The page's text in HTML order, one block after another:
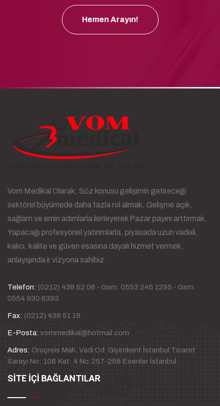
Hemen Arayın!
Vom Medikal Olarak; Söz konusu gelişimin getireceği
sektörel büyümede daha fazla rol almak, Gelişme açık,
sağlam ve emin adımlarla ilerleyerek Pazar payını arttırmak,
Yapacağı profesyonel yatırımlarla, piyasada uzun vadeli,
kalıcı, kalite ve güven esasına dayalı hizmet vermek,
anlayışında ir vizyona sahibiz.
Telefon: (0212) 438 52 08 - Gsm: 0553 245 1295 - Gsm:
0554 930 6393
Fax: (0212) 438 51 18
E-Posta: vommedikal@hotmail.com
Adres: Oruçreis Mah. Vadi Cd. Giyimkent İstanbul Ticaret
Sarayı No: 108 Kat: 4 No:257-258 Esenler İstanbul
SİTE İÇİ BAĞLANTILAR